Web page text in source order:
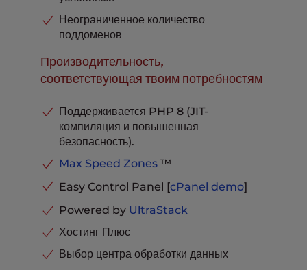
Продвинутое кэширование
Припаркованные домены
Неограниченный
Базы данных MySQL и
Хранение электронной почты на
ящик
20 ГБ
поддержка
В комплекте
Неограниченное количество
поддоменов
Производительность,
соответствующая твоим потребностям
Поддерживается PHP 8 (JIT-
компиляция и повышенная
безопасность).
Max Speed Zones™
Easy Control Panel [cPanel demo]
Powered by UltraStack
Хостинг Плюс
Выбор центра обработки данных